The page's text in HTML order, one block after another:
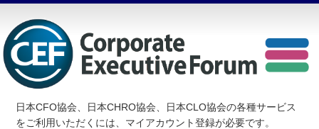
日本CFO協会、日本CHRO協会、日本CLO協会の各種サービス
をご利用いただくには、マイアカウント登録が必要です。